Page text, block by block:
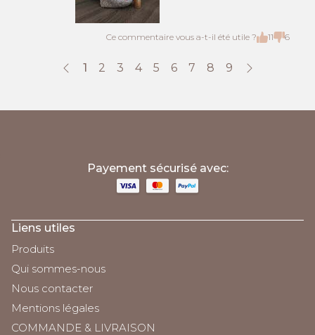
Ce commentaire vous a-t-il été utile ? 11 6
1 2 3 4 5 6 7 8 9
Payement sécurisé avec:
Liens utiles
Produits
Qui sommes-nous
Nous contacter
Mentions légales
COMMANDE & LIVRAISON